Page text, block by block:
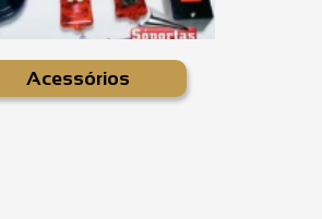
Acessórios